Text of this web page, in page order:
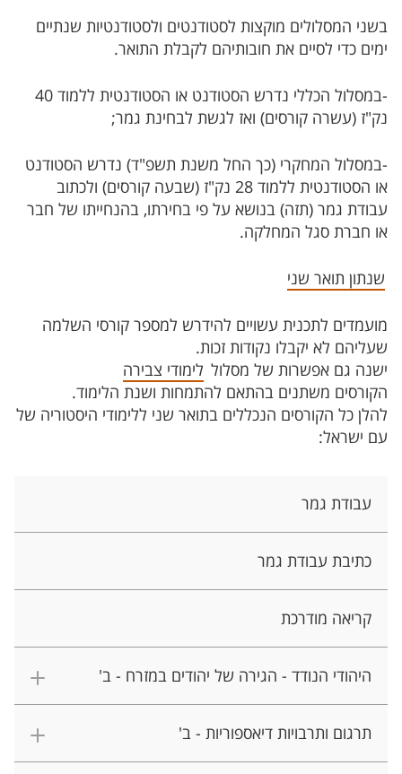
בשני המסלולים מוקצות לסטודנטים ולסטודנטיות שנתיים
ימים כדי לסיים את חובותיהם לקבלת התואר.
-במסלול הכללי נדרש הסטודנט או הסטודנטית ללמוד 40
נק"ז (עשרה קורסים) ואז לגשת לבחינת גמר;
-במסלול המחקרי (כך החל משנת תשפ"ד) נדרש הסטודנט
או הסטודנטית ללמוד 28 נק"ז (שבעה קורסים) ולכתוב
עבודת גמר (תזה) בנושא על פי בחירתו, בהנחייתו של חבר
או חברת סגל המחלקה.
שנתון תואר שני
מועמדים לתכנית עשויים להידרש למספר קורסי השלמה
שעליהם לא יקבלו נקודות זכות.
ישנה גם אפשרות של מסלול לימודי צבירה
הקורסים משתנים בהתאם להתמחות ושנת הלימוד.
להלן כל הקורסים הנכללים בתואר שני ללימודי היסטוריה של
עם ישראל:
עבודת גמר
כתיבת עבודת גמר
קריאה מודרכת
היהודי הנודד - הגירה של יהודים במזרח - ב'
תרגום ותרבויות דיאספוריות - ב'